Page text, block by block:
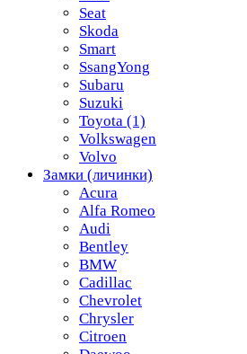
Seat
Skoda
Smart
SsangYong
Subaru
Suzuki
Toyota (1)
Volkswagen
Volvo
Замки (личинки)
Acura
Alfa Romeo
Audi
Bentley
BMW
Cadillac
Chevrolet
Chrysler
Citroen